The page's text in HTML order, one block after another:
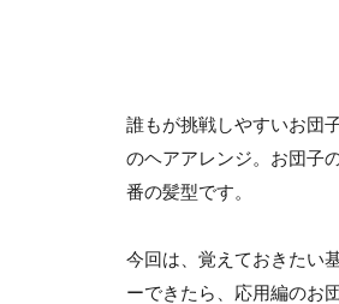
誰もが挑戦しやすいお団
のヘアアレンジ。お団子
番の髪型です。
今回は、覚えておきたい
ーできたら、応用編のお